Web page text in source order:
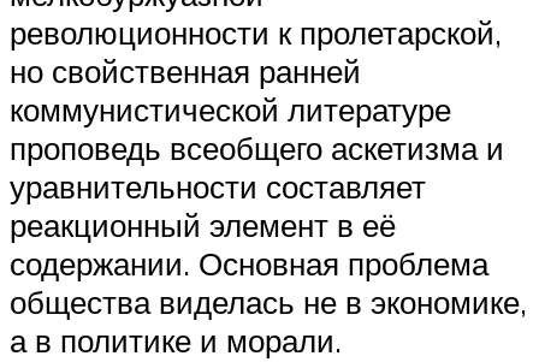
революционности к пролетарской,
но свойственная ранней
коммунистической литературе
проповедь всеобщего аскетизма и
уравнительности составляет
реакционный элемент в её
содержании. Основная проблема
общества виделась не в экономике,
а в политике и морали.